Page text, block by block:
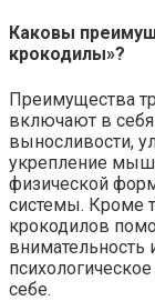
Каковы
крокодилы»?
Преимущества
включают в себя
выносливости,
укрепление
физической
системы. Кроме
крокодилов
внимательность
себе.